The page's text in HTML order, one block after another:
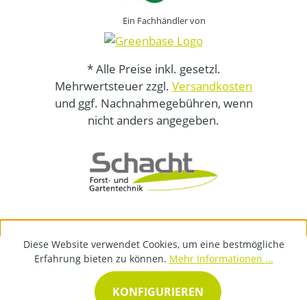
Ein Fachhändler von
* Alle Preise inkl. gesetzl.
Mehrwertsteuer zzgl. Versandkosten
und ggf. Nachnahmegebühren, wenn
nicht anders angegeben.
Diese Website verwendet Cookies, um eine bestmögliche
Erfahrung bieten zu können. Mehr Informationen ...
KONFIGURIEREN